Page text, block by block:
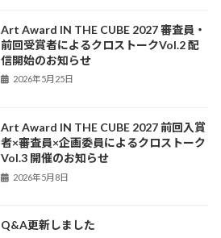
Art Award IN THE CUBE 2027 審査員・
前回受賞者によるクロストークVol.2 配
信開始のお知らせ
2026年5月25日
Art Award IN THE CUBE 2027 前回入賞
者×審査員×企画委員によるクロストーク
Vol.3 開催のお知らせ
2026年5月8日
Q&A更新しました